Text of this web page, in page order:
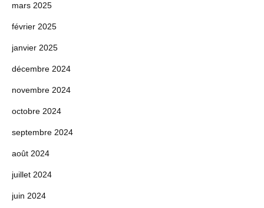
mars 2025
février 2025
janvier 2025
décembre 2024
novembre 2024
octobre 2024
septembre 2024
août 2024
juillet 2024
juin 2024